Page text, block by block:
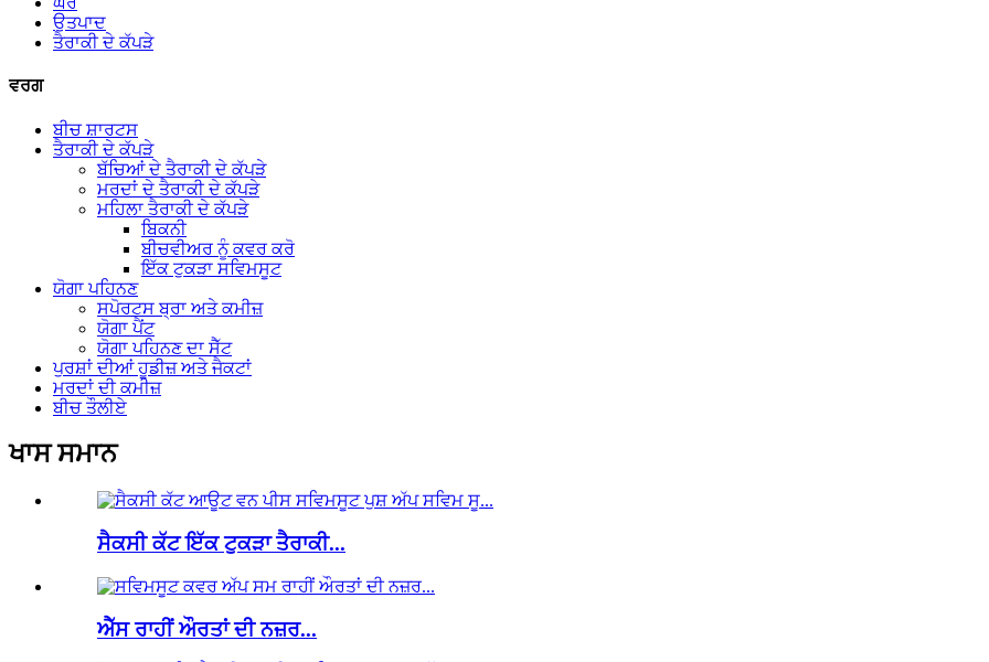
ਉਤਪਾਦ
ਤੈਰਾਕੀ ਦੇ ਕੱਪੜੇ
ਵਰਗ
ਬੀਚ ਸ਼ਾਰਟਸ
ਤੈਰਾਕੀ ਦੇ ਕੱਪੜੇ
ਬੱਚਿਆਂ ਦੇ ਤੈਰਾਕੀ ਦੇ ਕੱਪੜੇ
ਮਰਦਾਂ ਦੇ ਤੈਰਾਕੀ ਦੇ ਕੱਪੜੇ
ਮਹਿਲਾ ਤੈਰਾਕੀ ਦੇ ਕੱਪੜੇ
ਬਿਕਨੀ
ਬੀਚਵੀਅਰ ਨੂੰ ਕਵਰ ਕਰੋ
ਇੱਕ ਟੁਕੜਾ ਸਵਿਮਸੂਟ
ਯੋਗਾ ਪਹਿਨਣ
ਸਪੋਰਟਸ ਬ੍ਰਾ ਅਤੇ ਕਮੀਜ਼
ਯੋਗਾ ਪੈਂਟ
ਯੋਗਾ ਪਹਿਨਣ ਦਾ ਸੈੱਟ
ਪੁਰਸ਼ਾਂ ਦੀਆਂ ਹੂਡੀਜ਼ ਅਤੇ ਜੈਕਟਾਂ
ਮਰਦਾਂ ਦੀ ਕਮੀਜ਼
ਬੀਚ ਤੌਲੀਏ
ਖਾਸ ਸਮਾਨ
ਸੈਕਸੀ ਕੱਟ ਇੱਕ ਟੁਕੜਾ ਤੈਰਾਕੀ...
ਐੱਸ ਰਾਹੀਂ ਔਰਤਾਂ ਦੀ ਨਜ਼ਰ...